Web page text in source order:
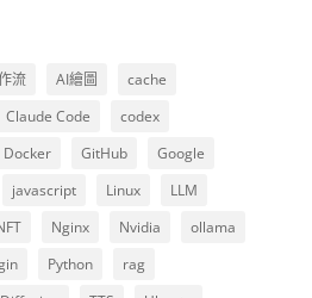
流 AI繪圖
cache
Claude Code
codex
Docker GitHub
Google
javascript Linux
LLM
Nginx Nvidia
ollama
Python
rag